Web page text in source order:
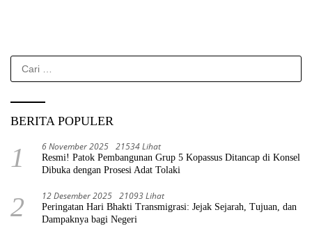
Cari
untuk:
BERITA POPULER
1 6 November 2025 21534 Lihat
Resmi! Patok Pembangunan Grup 5 Kopassus Ditancap di Konsel
Dibuka dengan Prosesi Adat Tolaki
2 12 Desember 2025 21093 Lihat
Peringatan Hari Bhakti Transmigrasi: Jejak Sejarah, Tujuan, dan
Dampaknya bagi Negeri